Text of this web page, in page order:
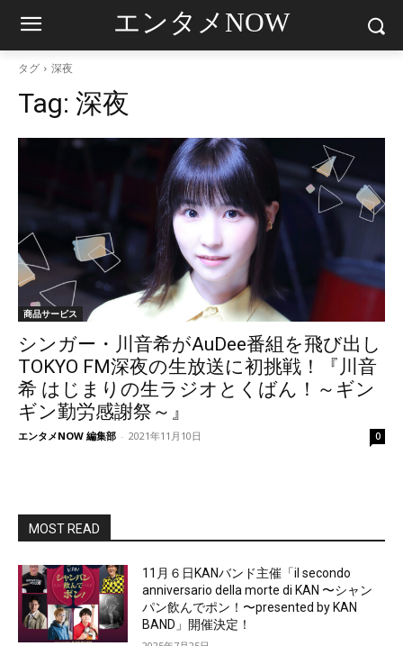
エンタメNOW
タグ 深夜
Tag: 深夜
商品サービス
シンガー・川音希がAuDee番組を飛び出し
TOKYO FM深夜の生放送に初挑戦！『川音
希 はじまりの生ラジオとくばん！～ギン
ギン勤労感謝祭～』
エンタメNOW 編集部 - 2021年11月10日 0
MOST READ
11月６日KANバンド主催「il secondo
anniversario della morte di KAN 〜シャン
パン飲んでポン！〜presented by KAN
BAND」開催決定！